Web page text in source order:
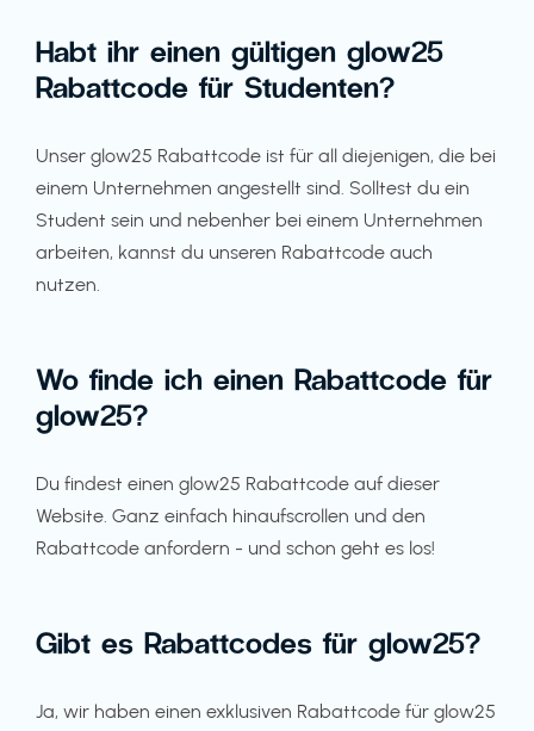
Habt ihr einen gültigen glow25
Rabattcode für Studenten?
Unser glow25 Rabattcode ist für all diejenigen, die bei
einem Unternehmen angestellt sind. Solltest du ein
Student sein und nebenher bei einem Unternehmen
arbeiten, kannst du unseren Rabattcode auch
nutzen.
Wo finde ich einen Rabattcode für
glow25?
Du findest einen glow25 Rabattcode auf dieser
Website. Ganz einfach hinaufscrollen und den
Rabattcode anfordern - und schon geht es los!
Gibt es Rabattcodes für glow25?
Ja, wir haben einen exklusiven Rabattcode für glow25